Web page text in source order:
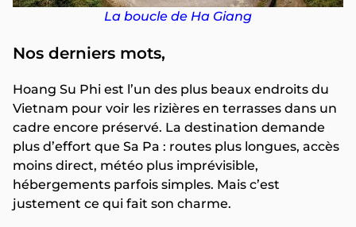
La boucle de Ha Giang
Nos derniers mots,
Hoang Su Phi est l’un des plus beaux endroits du
Vietnam pour voir les rizières en terrasses dans un
cadre encore préservé. La destination demande
plus d’effort que Sa Pa : routes plus longues, accès
moins direct, météo plus imprévisible,
hébergements parfois simples. Mais c’est
justement ce qui fait son charme.